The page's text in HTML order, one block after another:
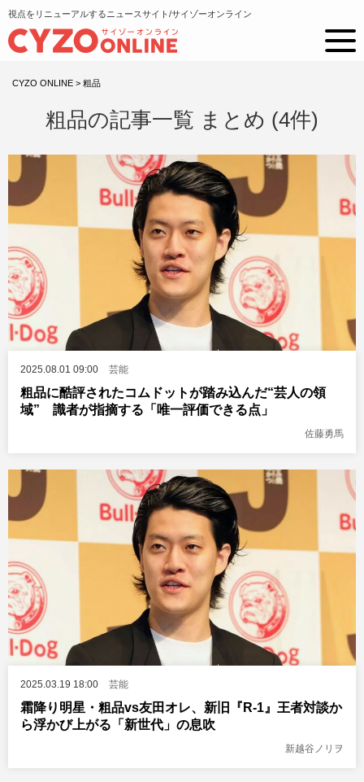
視点をリニューアルするニュースサイト/サイゾーオンライン
CYZO ONLINE > 粗品
粗品の記事一覧 まとめ (4件)
2025.08.01 09:00 芸能
粗品に酷評されたコムドットが踏み込んだ“芸人の領
域” 識者が指摘する「唯一評価できる点」
佐藤勇馬
2025.03.19 18:00 芸能
霜降り明星・粗品vs友田オレ、新旧『R-1』王者対談か
ら浮かび上がる「新世代」の息吹
新越谷ノリヲ